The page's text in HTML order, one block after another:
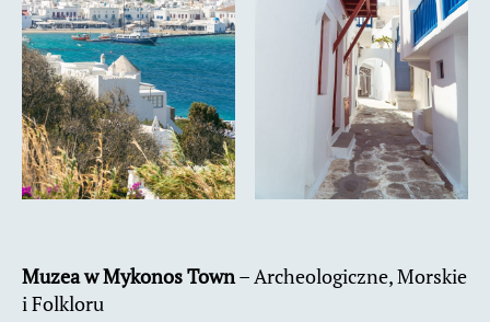
Muzea w Mykonos Town– Archeologiczne, Morskie
i Folkloru